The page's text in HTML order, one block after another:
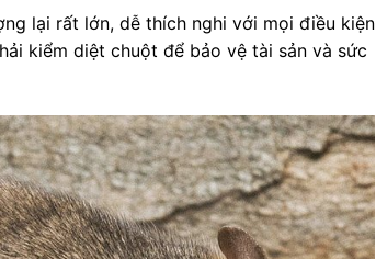
lại rất lớn, dễ thích nghi với mọi điều kiện
kiểm diệt chuột để bảo vệ tài sản và sức